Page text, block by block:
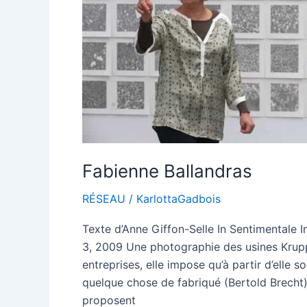
Fabienne Ballandras
RÉSEAU / KarlottaGadbois
Texte d’Anne Giffon-Selle In
3, 2009 Une photographie des usines
entreprises, elle impose qu’à partir d’elle
quelque chose de fabriqué (Bertold
proposent